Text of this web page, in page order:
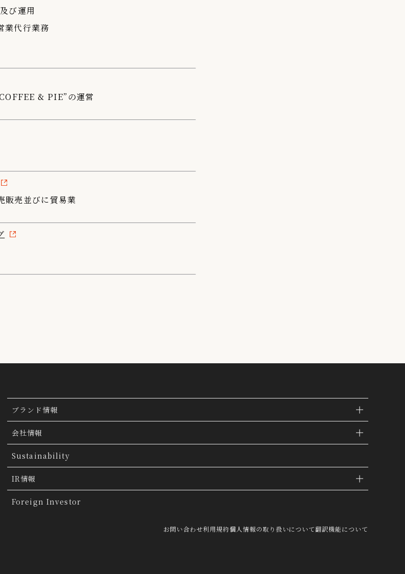
び運用
業代行業務
& PIE”の運営
販売並びに貿易業
ブランド情報
ブランド検索
ブランドトピックス
「ファッションの力を信じよう」
会社情報
TSI トピックス
会社概要
会社沿革
Sustainability
IR情報
IR情報
Foreign Investor
お問い合わせ利用規約個人情報の取り扱いについて翻訳機能について